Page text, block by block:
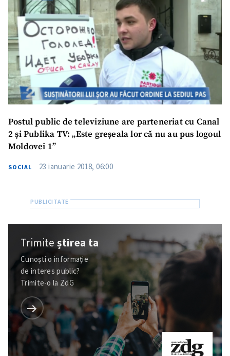
Postul public de televiziune are parteneriat cu Canal
2 și Publika TV: „Este greșeala lor că nu au pus logoul
Moldovei 1”
SOCIAL 23 ianuarie 2018, 06:00
Trimiteștirea ta
Cunoști o informație
de interes public?
Trimite-o la ZdG